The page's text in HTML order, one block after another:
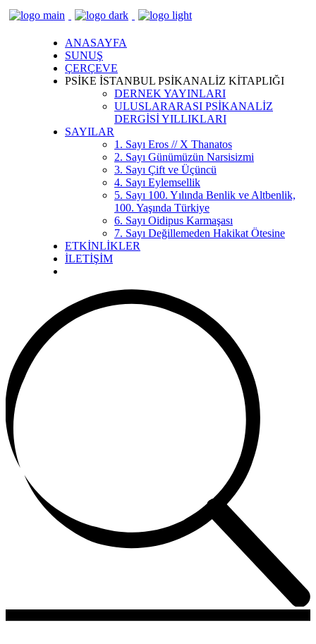
ANASAYFA
SUNUŞ
ÇERÇEVE
PSİKE İSTANBUL PSİKANALİZ KİTAPLIĞI
DERNEK YAYINLARI
ULUSLARARASI PSİKANALİZ
DERGİSİ YILLIKLARI
SAYILAR
1. Sayı Eros // X Thanatos
2. Sayı Günümüzün Narsisizmi
3. Sayı Çift ve Üçüncü
4. Sayı Eylemsellik
5. Sayı 100. Yılında Benlik ve Altbenlik,
100. Yaşında Türkiye
6. Sayı Oidipus Karmaşası
7. Sayı Değillemeden Hakikat Ötesine
ETKİNLİKLER
İLETİŞİM